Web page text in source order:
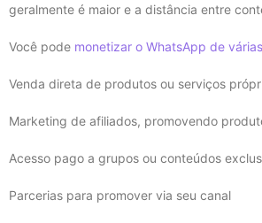
geralmente é maior e a distância entre
Você pode monetizar o WhatsApp de
Venda direta de produtos ou serviços
Marketing de afiliados, promovendo
Acesso pago a grupos ou conteúdos
Parcerias para promover via seu canal